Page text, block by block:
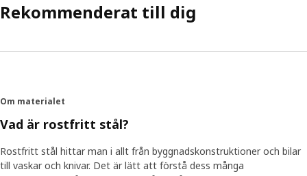
Rekommenderat till dig
Om materialet
Vad är rostfritt stål?
Rostfritt stål hittar man i allt från byggnadskonstruktioner och bilar
till vaskar och knivar. Det är lätt att förstå dess många